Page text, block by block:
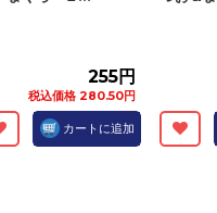
255円
税込価格 280.50円
カートに追加